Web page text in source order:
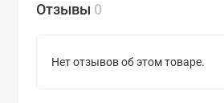
Отзывы 0
Нет отзывов об этом товаре.